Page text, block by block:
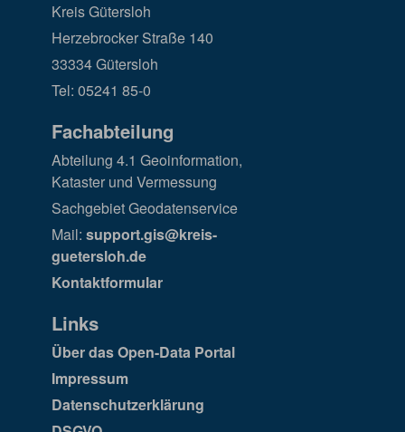
Kreis Gütersloh
Herzebrocker Straße 140
33334 Gütersloh
Tel: 05241 85-0
Fachabteilung
Abteilung 4.1 Geoinformation,
Kataster und Vermessung
Sachgebiet Geodatenservice
Mail: support.gis@kreis-
guetersloh.de
Kontaktformular
Links
Über das Open-Data Portal
Impressum
Datenschutzerklärung